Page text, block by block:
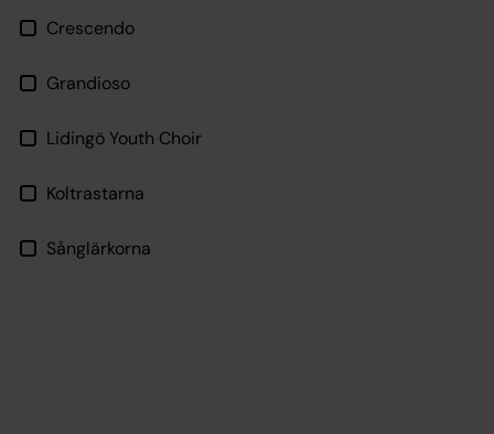
Crescendo
Grandioso
Lidingö Youth Choir
Koltrastarna
Sånglärkorna